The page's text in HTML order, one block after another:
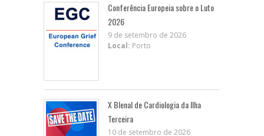
Conferência Europeia sobre o Luto
2026
9 de setembro de 2026
Local: Porto
X BIenal de Cardiologia da Ilha
Terceira
10 de setembro de 2026